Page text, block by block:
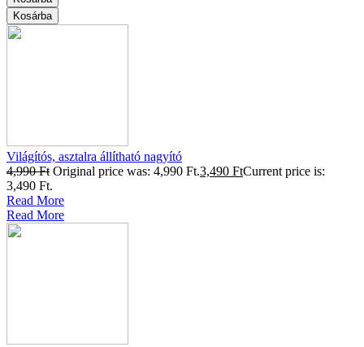
Kosárba
Világítós, asztalra állítható nagyító
4,990Ft Original price was: 4,990 Ft.3,490 FtCurrent price is:
3,490 Ft.
Read More
Read More